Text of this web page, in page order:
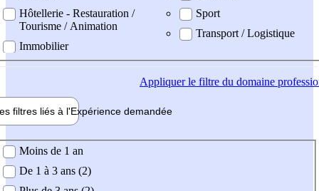
Hôtellerie - Restauration /
Tourisme / Animation
Immobilier
Sport
Transport / Logistique
Appliquerle filtre du domaine
filtres liés à l'Expérience demandée
demandée
Moins de 1 an
De 1 à 3 ans (2)